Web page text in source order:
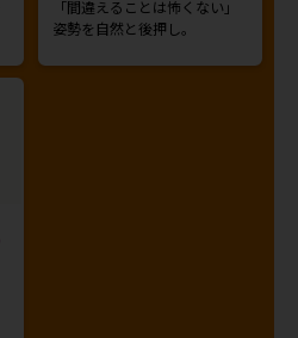
「間違えることは怖くない」
姿勢を自然と後押し。